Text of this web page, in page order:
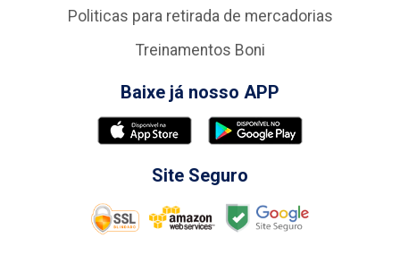
Politicas para retirada de mercadorias
Treinamentos Boni
Baixe já nosso APP
Site Seguro